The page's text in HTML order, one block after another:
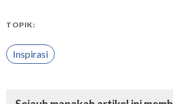
TOPIK:
Inspirasi